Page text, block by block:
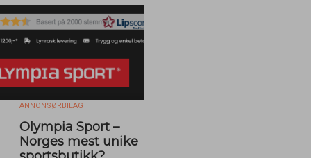
ANNONSØRBILAG
Olympia Sport –
Norges mest unike